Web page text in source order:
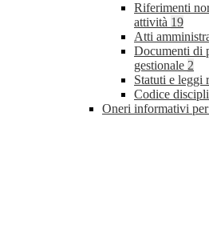
Riferimenti
attività 19
Atti
Documenti di
gestionale 2
Statuti e leggi
Codice
Oneri informativi